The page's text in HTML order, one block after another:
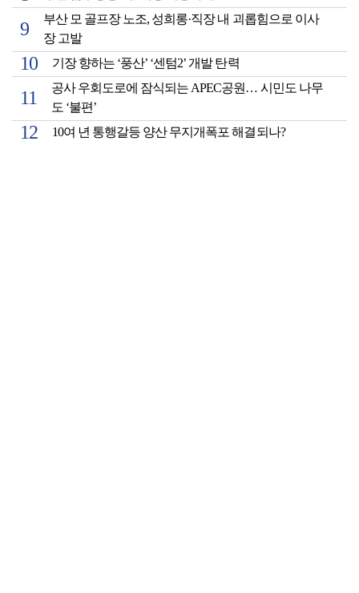
부산 모 골프장 노조, 성희롱·직장 내 괴롭힘으로 이사
장 고발
기장 향하는 ‘풍산’ ‘센텀2’ 개발 탄력
공사 우회도로에 잠식되는 APEC공원… 시민도 나무
도 ‘불편’
10여 년 통행갈등 양산 무지개폭포 해결되나?